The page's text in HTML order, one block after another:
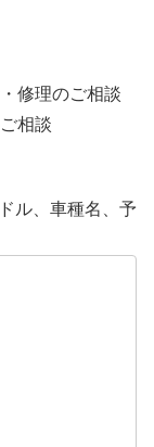
修理のご相談
相談
ル、車種名、予